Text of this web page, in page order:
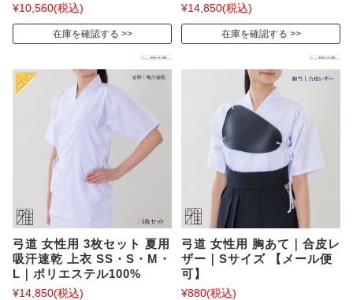
¥10,560(税込)
在庫を確認する
¥14,850(税込)
在庫を確認する
弓道 女性用 3枚セット 夏用
吸汗速乾 上衣 SS・S・M・
L｜ポリエステル100%
¥14,850(税込)
弓道 女性用 胸あて｜合皮レ
ザー｜Sサイズ 【メール便
可】
¥880(税込)